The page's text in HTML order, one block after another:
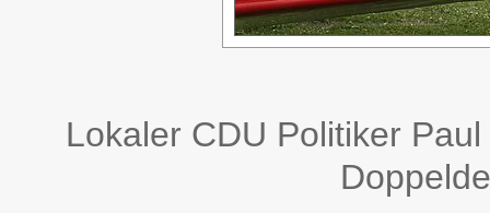
Lokaler CDU Politiker